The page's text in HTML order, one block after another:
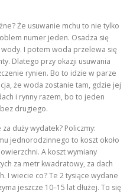
Że usuwanie mchu to nie tylko
numer jeden. Osadza się
I potem woda przelewa się
Dlatego przy okazji usuwania
rynien. Bo to idzie w parze
że woda zostanie tam, gdzie jej
i rynny razem, bo to jeden
drugiego.
duży wydatek? Policzmy:
jednorodzinnego to koszt około
A koszt wymiany
za metr kwadratowy, za dach
I wiecie co? Te 2 tysiące wydane
jeszcze 10–15 lat dłużej. To się